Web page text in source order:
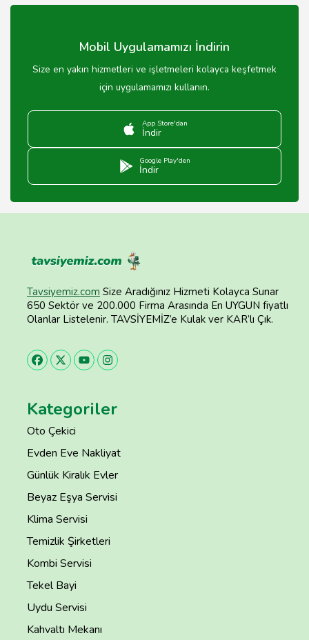
verebilir veya müşteri hizmetlerimizi arayabilirsiniz.
Mobil Uygulamamızı İndirin
Size en yakın hizmetleri ve işletmeleri kolayca keşfetmek
için uygulamamızı kullanın.
App Store'dan
İndir
Google Play'den
İndir
Tavsiyemiz.com Size Aradığınız Hizmeti Kolayca Sunar
650 Sektör ve 200.000 Firma Arasında En UYGUN fiyatlı
Olanlar Listelenir. TAVSİYEMİZ’e Kulak ver KAR’lı Çık.
Kategoriler
Oto Çekici
Evden Eve Nakliyat
Günlük Kiralık Evler
Beyaz Eşya Servisi
Klima Servisi
Temizlik Şirketleri
Kombi Servisi
Tekel Bayi
Uydu Servisi
Kahvaltı Mekanı